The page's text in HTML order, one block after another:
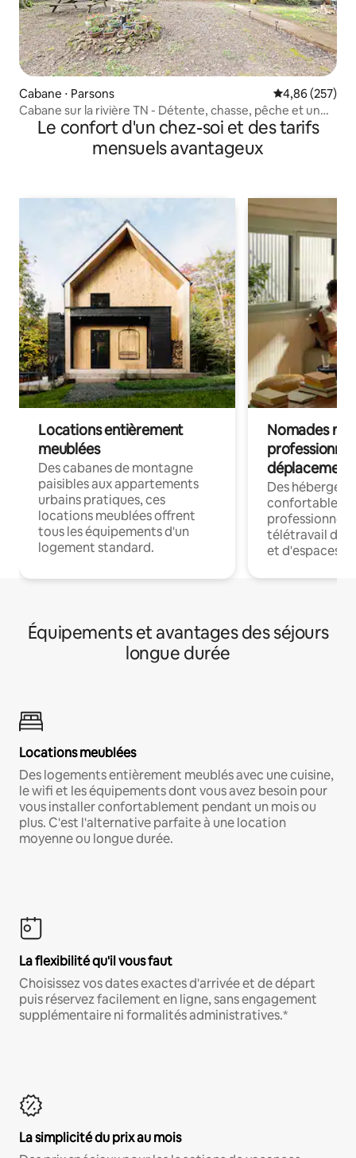
Cabane ⋅ Parsons Évaluation
4,86 (257)
Cabane sur la rivière TN - Détente, chasse, pêche et un
yéti !Le confort d'un chez-soi et des tarifs
mensuels avantageux
Locations entièrement
meublées
Des cabanes de montagne
paisibles aux appartements
urbains pratiques, ces
locations meublées offrent
tous les équipements d'un
logement standard.
Nomades
déplacement
Des
confortables
professionnels
télétravail
et d'espaces
Équipements et avantages des séjours
longue durée
Locations meublées
Des logements entièrement meublés avec une cuisine,
le wifi et les équipements dont vous avez besoin pour
vous installer confortablement pendant un mois ou
plus. C'est l'alternative parfaite à une location
moyenne ou longue durée.
La flexibilité qu'il vous faut
Choisissez vos dates exactes d'arrivée et de départ
puis réservez facilement en ligne, sans engagement
supplémentaire ni formalités administratives.*
La simplicité du prix au mois